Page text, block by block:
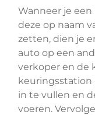
Wanneer je
deze op naam
zetten, dien je
auto op een
verkoper en de
keuringsstation
in te vullen en
voeren.